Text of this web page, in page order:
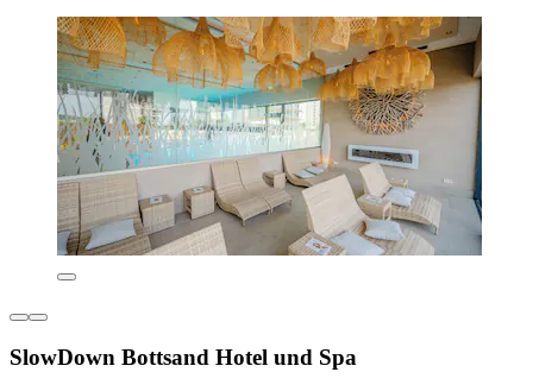
SlowDown Bottsand Hotel und Spa